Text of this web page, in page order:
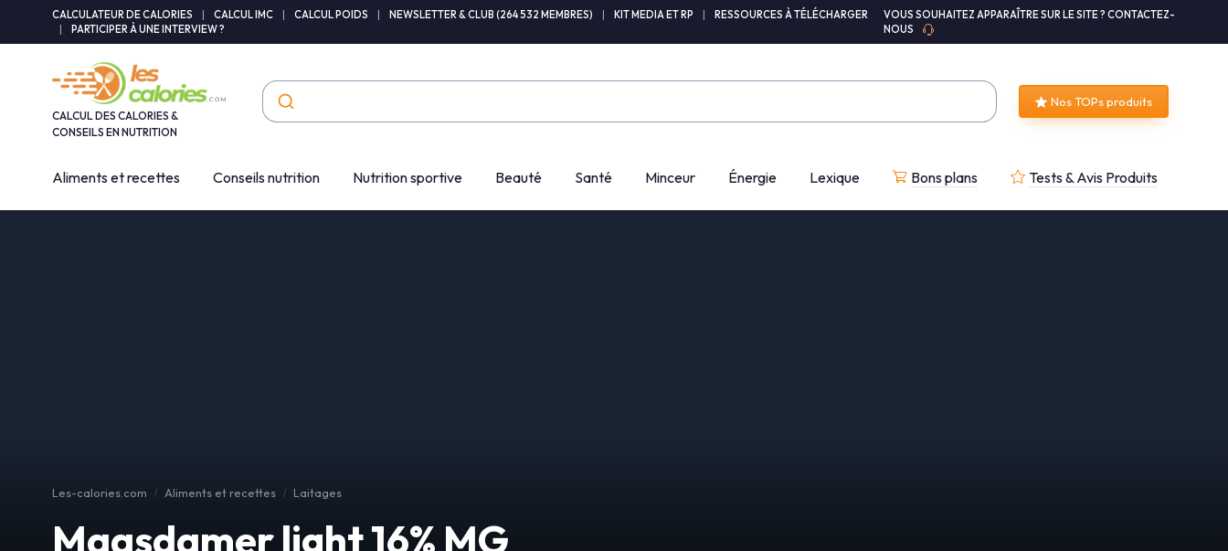
CALCULATEUR DE CALORIES CALCUL IMC CALCUL POIDS NEWSLETTER & CLUB (264 532 MEMBRES) KIT MEDIA ET RP
RESSOURCES À TÉLÉCHARGER
PARTICIPER À UNE INTERVIEW ?
VOUS SOUHAITEZ APPARAÎTRE SUR LE SITE ? CONTACTEZ-
NOUS
CALCUL DES CALORIES &
CONSEILS EN NUTRITION
Nos TOPs produits
Aliments et recettes Conseils nutrition Nutrition sportive Beauté Santé Minceur Énergie Lexique Bons plans Tests & Avis Produits
Les-calories.com Aliments et recettes Laitages
Maasdamer light 16% MG
Panneau de gestion des cookies